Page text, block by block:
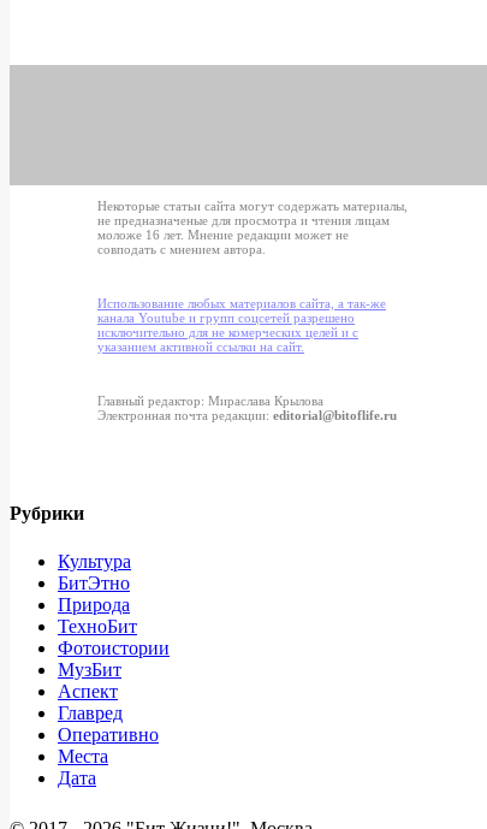
Некоторые статьи сайта могут содержать материалы,
не предназначеные для просмотра и чтения лицам
моложе 16 лет. Мнение редакции может не
совподать с мнением автора.
Использование любых материалов сайта, а так-же
канала Youtube и групп соцсетей разрешено
исключительно для не комерческих целей и с
указанием активной ссылки на сайт.
Главный редактор: Мираслава Крылова
Электронная почта редакции: editorial@bitoflife.ru
Рубрики
Культура
БитЭтно
Природа
ТехноБит
Фотоистории
МузБит
Аспект
Главред
Оперативно
Места
Дата